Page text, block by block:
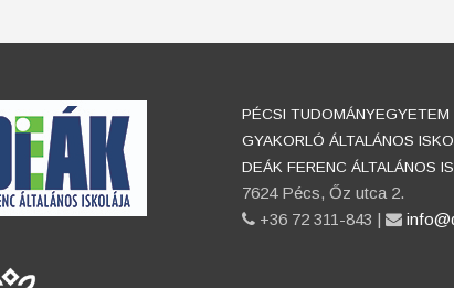
PÉCSI TUDOMÁNYEGYETEM
GYAKORLÓ ÁLTALÁNOS
DEÁK FERENC ÁLTALÁNOS
7624 Pécs, Őz utca 2.
phone
+36 72 311-843 | email